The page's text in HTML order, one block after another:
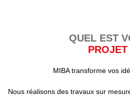
QUEL EST
PROJET
MIBA transforme vos
Nous réalisons des travaux sur